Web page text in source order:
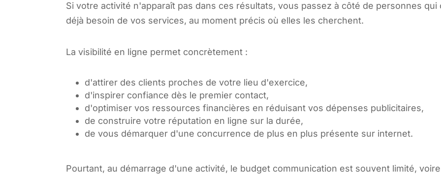
Si votre activité n'apparaît pas dans ces résultats, vous passez à côté de personnes qui
déjà besoin de vos services, au moment précis où elles les cherchent.
La visibilité en ligne permet concrètement :
d'attirer des clients proches de votre lieu d'exercice,
d'inspirer confiance dès le premier contact,
d'optimiser vos ressources financières en réduisant vos dépenses publicitaires,
de construire votre réputation en ligne sur la durée,
de vous démarquer d'une concurrence de plus en plus présente sur internet.
Pourtant, au démarrage d'une activité, le budget communication est souvent limité, voire